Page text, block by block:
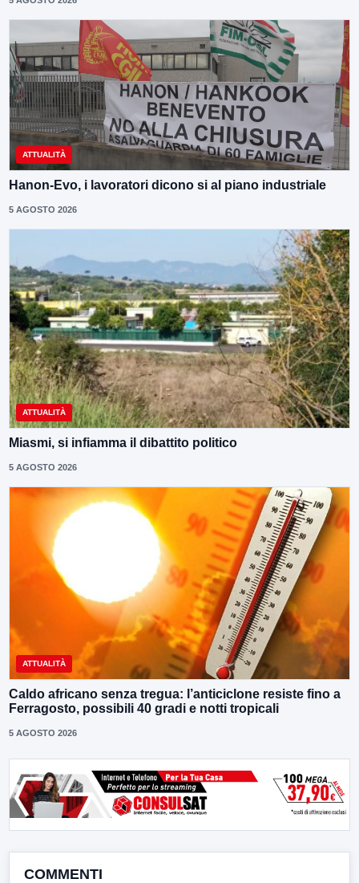
ATTUALITÀ
Hanon-Evo, i lavoratori dicono si al piano industriale
5 AGOSTO 2026
ATTUALITÀ
Miasmi, si infiamma il dibattito politico
5 AGOSTO 2026
ATTUALITÀ
Caldo africano senza tregua: l’anticiclone resiste fino a
Ferragosto, possibili 40 gradi e notti tropicali
5 AGOSTO 2026
COMMENTI